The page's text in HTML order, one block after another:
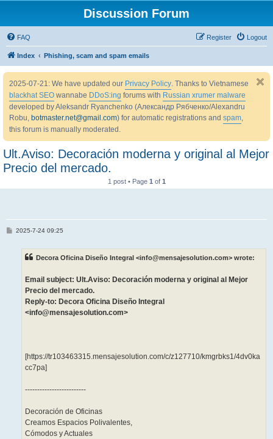
Discussion Forum
FAQ Logout
Register
Index Phishing, scam and spam emails
2025-07-21: We have updated our Privacy Policy. Thanks to Vietnamese
blackhat SEO wannabe DDoS:ing forums with Russian xrumer malware
developed by Aleksandr Ryanchenko (Александр Рябченко/Alexandru
Robu, botmaster.net@gmail.com) for automatic registrations and spam,
this forum is manually moderated.
Ult.Aviso: Decoración moderna y original al Mejor
Precio del mercado.
1 post • Page 1 of 1
P2025-7-24 09:25
Decora Oficina Diseño Integral <info@mensajesolution.com> wrote:
Email subject: Ult.Aviso: Decoración moderna y original al Mejor
Precio del mercado.
Reply-to: Decora Oficina Diseño Integral
<info@mensajesolution.com>
[https://tr103463315.mensajesolution.com/c/z127710/kmgrbks1/4dv0ka
cc7pa]
-------------------------
Decoración de Oficinas
Creamos Espacios Polivalentes,
Cómodos y Actuales